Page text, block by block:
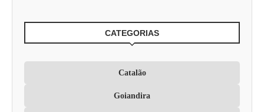
CATEGORIAS
Catalão
Goiandira